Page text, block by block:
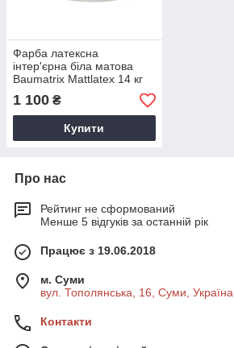
Фарба латексна
інтер'єрна біла матова
Baumatrix Mattlatex 14 кг
1 100 ₴
Купити
Про нас
Рейтинг не сформований
Менше 5 відгуків за останній рік
Працює з 19.06.2018
м. Суми
вул. Тополянська, 16, Суми, Україна
Контакти